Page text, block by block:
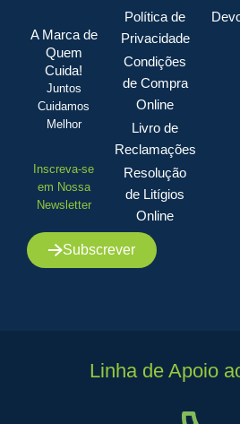
A Marca de
Quem
Cuida!
Juntos
Cuidamos
Melhor
Inscreva-se
em Nossa
Newsletter
Subscrever
Política de
Privacidade
Condições
de Compra
Online
Livro de
Reclamações
Resolução
de Litígios
Online
Linha de Apoio